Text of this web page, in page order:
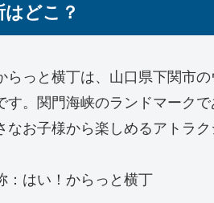
はどこ？
らっと横丁は、山口県下関市
す。関門海峡のランドマーク
なお子様から楽しめるアトラ
：はい！からっと横丁